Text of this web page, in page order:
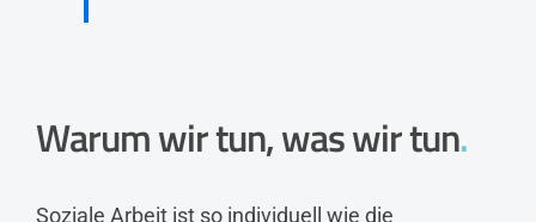
Warum wir tun, was wir tun.
Soziale Arbeit ist so individuell wie die